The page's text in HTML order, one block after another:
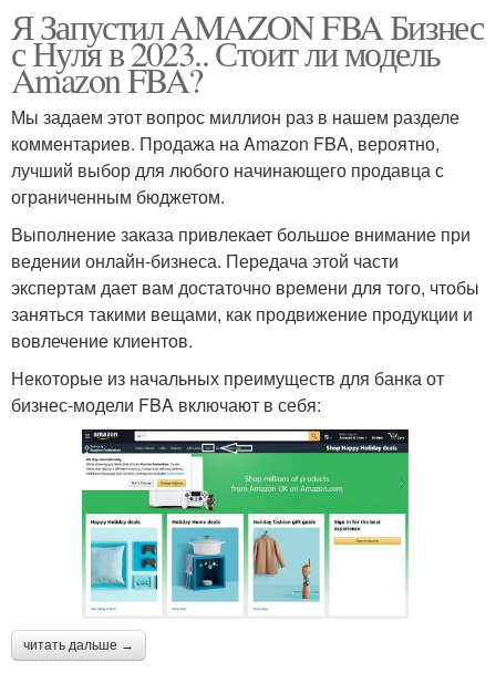
Я Запустил AMAZON FBA Бизнес
с Нуля в 2023.. Стоит ли модель
Amazon FBA?
Мы задаем этот вопрос миллион раз в нашем разделе
комментариев. Продажа на Amazon FBA, вероятно,
лучший выбор для любого начинающего продавца с
ограниченным бюджетом.
Выполнение заказа привлекает большое внимание при
ведении онлайн-бизнеса. Передача этой части
экспертам дает вам достаточно времени для того, чтобы
заняться такими вещами, как продвижение продукции и
вовлечение клиентов.
Некоторые из начальных преимуществ для банка от
бизнес-модели FBA включают в себя:
читать дальше →